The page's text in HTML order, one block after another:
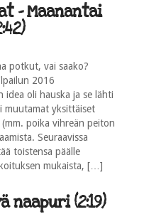
- Maanantai
potkut, vai saako?
2016
idea oli hauska ja se lähti
muutamat yksittäiset
poika vihreän peiton
Seuraavissa
toistensa päälle
mukaista, […]
naapuri (2:19)